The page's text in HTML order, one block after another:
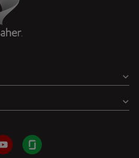
YouTubeGlassdoor